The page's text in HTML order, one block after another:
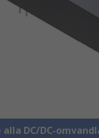
alla DC/DC-